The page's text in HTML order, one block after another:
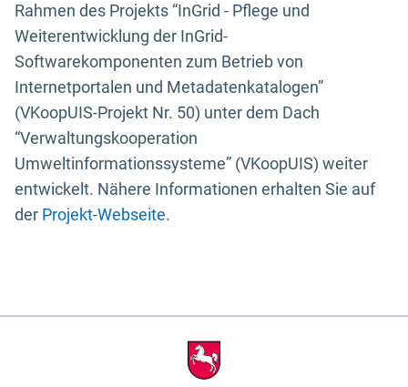
Rahmen des Projekts “InGrid - Pflege und
Weiterentwicklung der InGrid-
Softwarekomponenten zum Betrieb von
Internetportalen und Metadatenkatalogen”
(VKoopUIS-Projekt Nr. 50) unter dem Dach
“Verwaltungskooperation
Umweltinformationssysteme” (VKoopUIS) weiter
entwickelt. Nähere Informationen erhalten Sie auf
der Projekt-Webseite.